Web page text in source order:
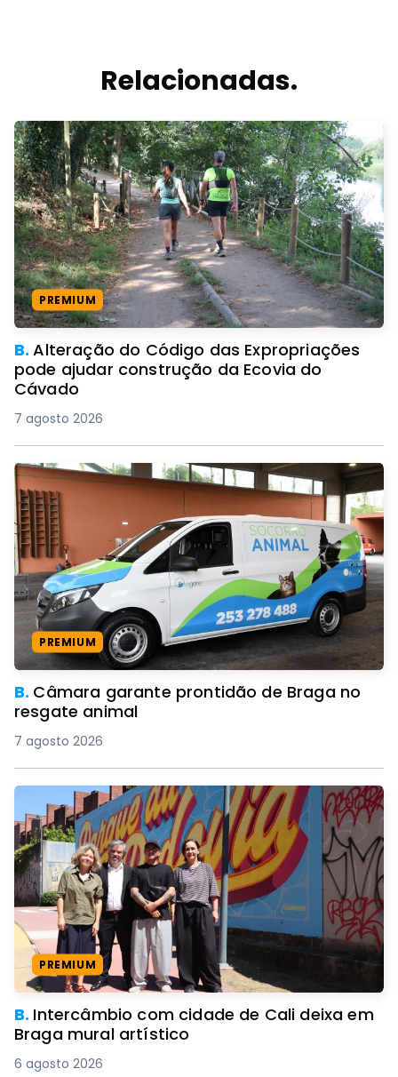
Relacionadas.
PREMIUM
B.Alteração do Código das Expropriações
pode ajudar construção da Ecovia do
Cávado
7 agosto 2026
PREMIUM
B. Câmara garante prontidão de Braga no
resgate animal
7 agosto 2026
PREMIUM
B. Intercâmbio com cidade de Cali deixa em
Braga mural artístico
6 agosto 2026